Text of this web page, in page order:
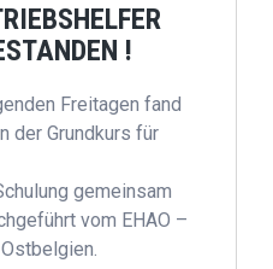
!
Freitagen fand
der Grundkurs für
gemeinsam
vom EHAO –